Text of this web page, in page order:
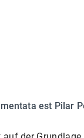
est Pilar